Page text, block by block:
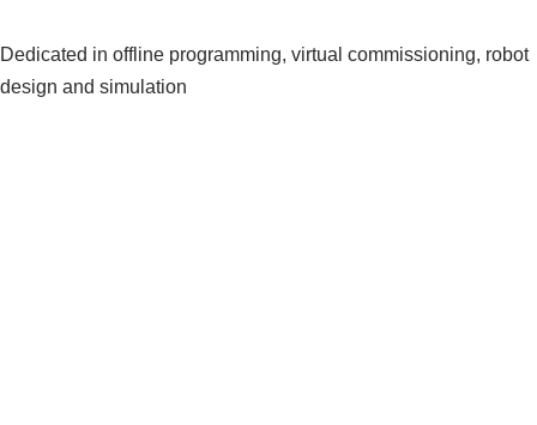
Dedicated in offline programming, virtual commissioning, robot
design and simulation